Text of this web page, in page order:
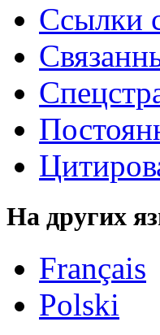
Ссылки
На других
Français
Polski